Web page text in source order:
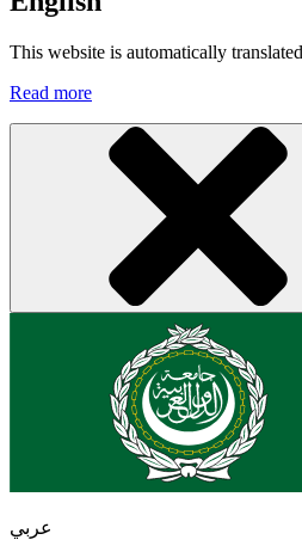
This website is automatically
Read more
عربي